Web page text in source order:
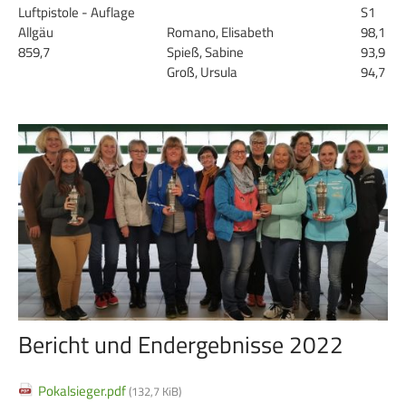
Luftpistole - Auflage
S1
Allgäu
Romano, Elisabeth 98,1
859,7
Spieß, Sabine 93,9
Groß, Ursula
94,7
Bericht und Endergebnisse 2022
Pokalsieger.pdf(132,7 KiB)